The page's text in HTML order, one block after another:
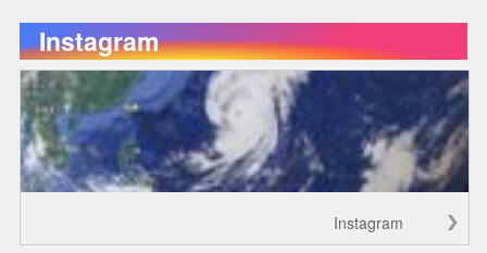
Instagram
Instagram